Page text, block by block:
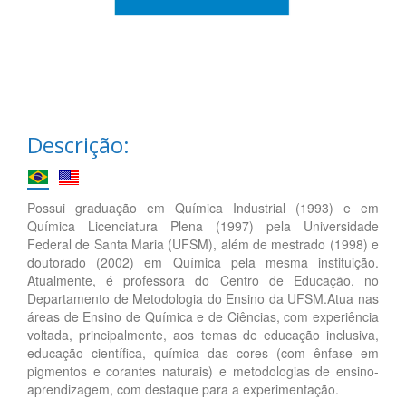
Descrição:
Possui graduação em Química Industrial (1993) e em
Química Licenciatura Plena (1997) pela Universidade
Federal de Santa Maria (UFSM), além de mestrado (1998) e
doutorado (2002) em Química pela mesma instituição.
Atualmente, é professora do Centro de Educação, no
Departamento de Metodologia do Ensino da UFSM.Atua nas
áreas de Ensino de Química e de Ciências, com experiência
voltada, principalmente, aos temas de educação inclusiva,
educação científica, química das cores (com ênfase em
pigmentos e corantes naturais) e metodologias de ensino-
aprendizagem, com destaque para a experimentação.